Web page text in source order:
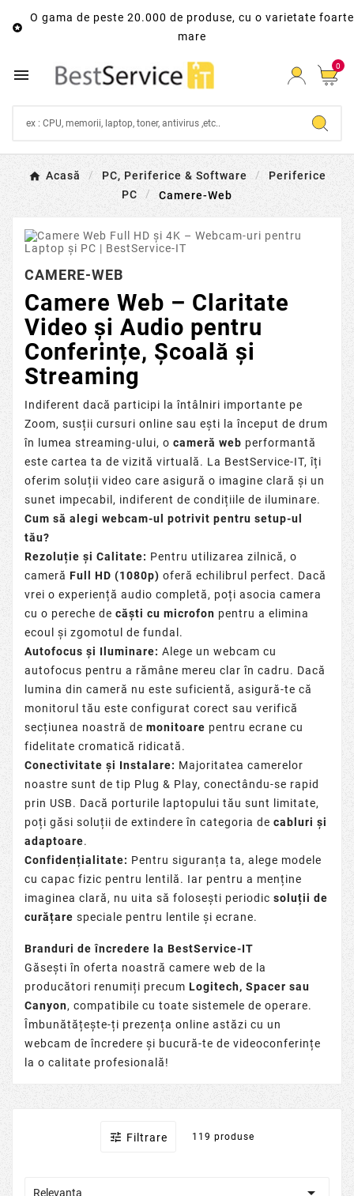

O gama de peste 20.000 de produse, cu o varietate foarte
mare
 0
Acasă PC, Periferice & Software
Periferice
PC
Camere-Web
CAMERE-WEB
Camere Web – Claritate
Video și Audio pentru
Conferințe, Școală și
Streaming
Indiferent dacă participi la întâlniri importante pe
Zoom, susții cursuri online sau ești la început de drum
în lumea streaming-ului, o cameră web performantă
este cartea ta de vizită virtuală. La BestService-IT, îți
oferim soluții video care asigură o imagine clară și un
sunet impecabil, indiferent de condițiile de iluminare.
Cum să alegi webcam-ul potrivit pentru setup-ul
tău?
Rezoluție și Calitate: Pentru utilizarea zilnică, o
cameră Full HD (1080p) oferă echilibrul perfect. Dacă
vrei o experiență audio completă, poți asocia camera
cu o pereche de căști cu microfon pentru a elimina
ecoul și zgomotul de fundal.
Autofocus și Iluminare: Alege un webcam cu
autofocus pentru a rămâne mereu clar în cadru. Dacă
lumina din cameră nu este suficientă, asigură-te că
monitorul tău este configurat corect sau verifică
secțiunea noastră de monitoare pentru ecrane cu
fidelitate cromatică ridicată.
Conectivitate și Instalare: Majoritatea camerelor
noastre sunt de tip Plug & Play, conectându-se rapid
prin USB. Dacă porturile laptopului tău sunt limitate,
poți găsi soluții de extindere în categoria de cabluri și
adaptoare.
Confidențialitate: Pentru siguranța ta, alege modele
cu capac fizic pentru lentilă. Iar pentru a menține
imaginea clară, nu uita să folosești periodic soluții de
curățare speciale pentru lentile și ecrane.
Branduri de încredere la BestService-IT
Găsești în oferta noastră camere web de la
producători renumiți precum Logitech, Spacer sau
Canyon, compatibile cu toate sistemele de operare.
Îmbunătățește-ți prezența online astăzi cu un
webcam de încredere și bucură-te de videoconferințe
la o calitate profesională!
 Filtrare 119 produse
Relevanta